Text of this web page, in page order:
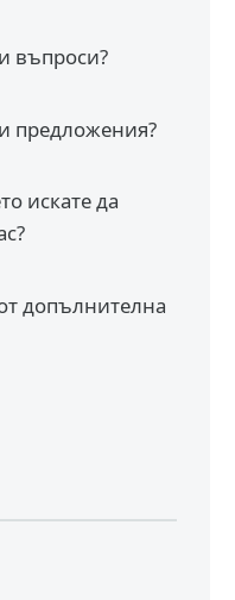
въпроси?
предложения?
искате да
допълнителна